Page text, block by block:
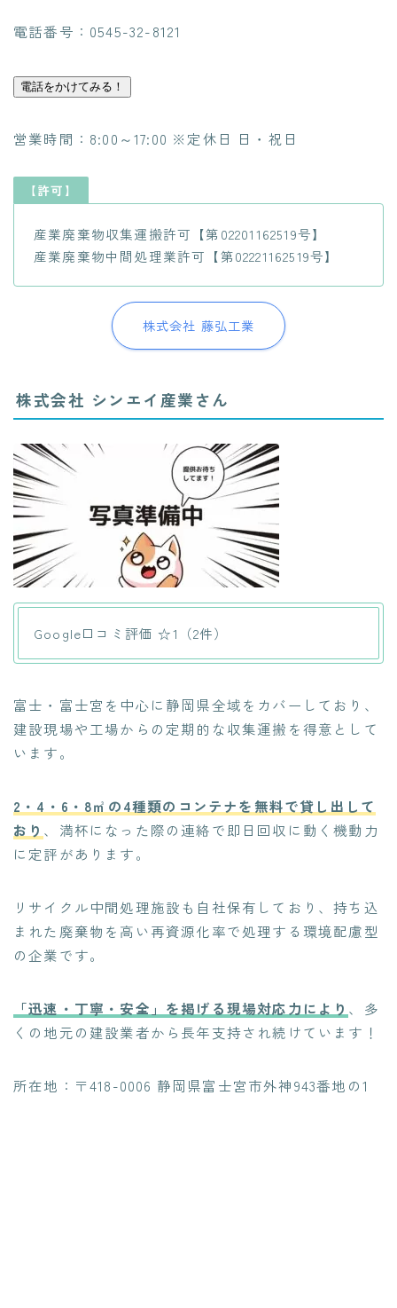
電話番号：0545-32-8121
電話をかけてみる！
営業時間：8:00～17:00 ※定休日 日・祝日
【許可】
産業廃棄物収集運搬許可【第02201162519号】
産業廃棄物中間処理業許可【第02221162519号】
株式会社 藤弘工業
株式会社 シンエイ産業さん
Google口コミ評価 ☆1（2件）
富士・富士宮を中心に静岡県全域をカバーしており、
建設現場や工場からの定期的な収集運搬を得意として
います。
2・4・6・8㎥の4種類のコンテナを無料で貸し出して
おり 、満杯になった際の連絡で即日回収に動く機動力
に定評があります。
リサイクル中間処理施設も自社保有しており、持ち込
まれた廃棄物を高い再資源化率で処理する環境配慮型
の企業です。
「迅速・丁寧・安全」を掲げる現場対応力により 、多
くの地元の建設業者から長年支持され続けています！
所在地：〒418-0006 静岡県富士宮市外神943番地の1